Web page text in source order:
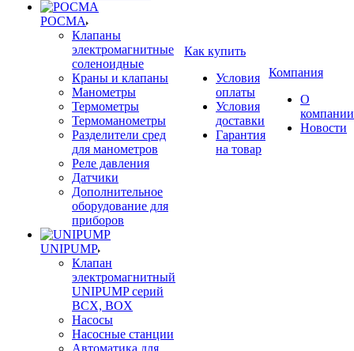
РОСМА
Клапаны
электромагнитные
соленоидные
Краны и клапаны
Манометры
Термометры
Термоманометры
Разделители сред
для манометров
Реле давления
Датчики
Дополнительное
оборудование для
приборов
UNIPUMP
Клапан
электромагнитный
UNIPUMP серий
BCX, BOX
Насосы
Насосные станции
Автоматика для
Как купить
Условия
оплаты
Условия
доставки
Гарантия
на товар
Компания
О
компании
Новости